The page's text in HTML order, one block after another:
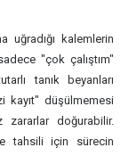
uğradığı kalemlerin
"çok çalıştım"
tanık beyanları
kayıt" düşülmemesi
zararlar doğurabilir.
tahsili için sürecin